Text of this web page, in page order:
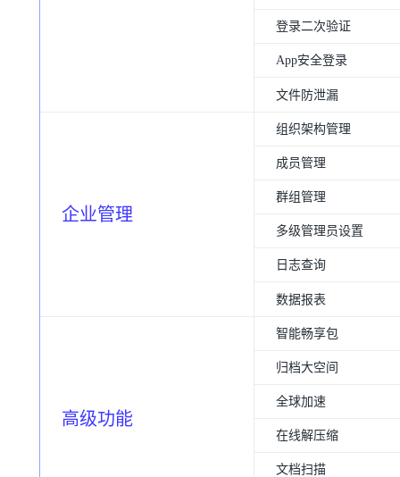
登录二次验证
App安全登录
文件防泄漏
企业管理
组织架构管理
成员管理
群组管理
多级管理员设置
日志查询
数据报表
高级功能
智能畅享包
归档大空间
全球加速
在线解压缩
文档扫描